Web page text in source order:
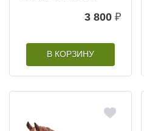
3 800 ₽
В КОРЗИНУ